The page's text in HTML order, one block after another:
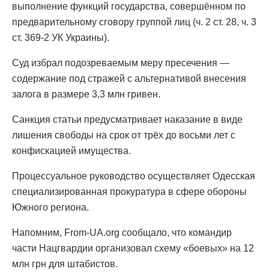
выполнение функций государства, совершённом по
предварительному сговору группой лиц (ч. 2 ст. 28, ч. 3
ст. 369-2 УК Украины).
Суд избрал подозреваемым меру пресечения —
содержание под стражей с альтернативой внесения
залога в размере 3,3 млн гривен.
Санкция статьи предусматривает наказание в виде
лишения свободы на срок от трёх до восьми лет с
конфискацией имущества.
Процессуальное руководство осуществляет Одесская
специализированная прокуратура в сфере обороны
Южного региона.
Напомним, From-UA.org сообщало, что командир
части Нацгвардии организовал схему «боевых» на 12
млн грн для штабистов.